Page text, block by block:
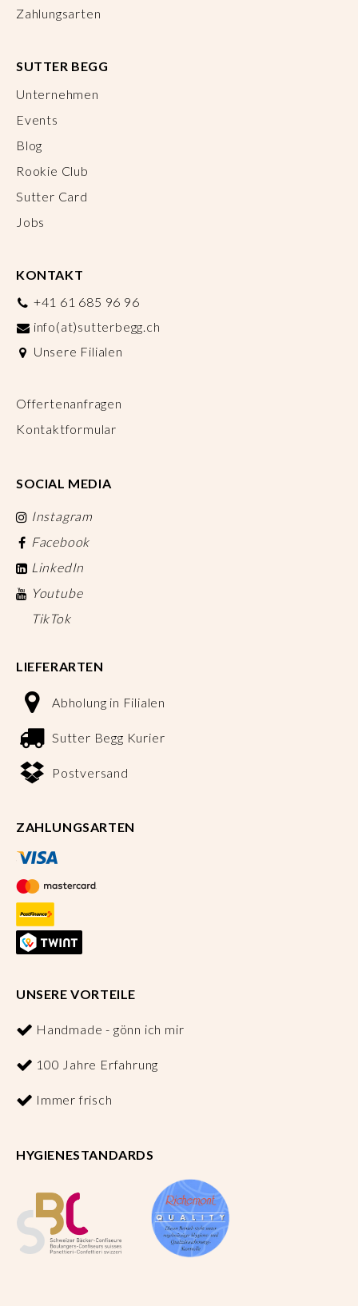
Zahlungsarten
SUTTER BEGG
Unternehmen
Events
Blog
Rookie Club
Sutter Card
Jobs
KONTAKT
+41 61 685 96 96
info(at)sutterbegg.ch
Unsere Filialen
Offertenanfragen
Kontaktformular
SOCIAL MEDIA
Instagram
Facebook
LinkedIn
Youtube
TikTok
LIEFERARTEN
Abholung in Filialen
Sutter Begg Kurier
Postversand
ZAHLUNGSARTEN
UNSERE VORTEILE
Handmade - gönn ich mir
100 Jahre Erfahrung
Immer frisch
HYGIENESTANDARDS